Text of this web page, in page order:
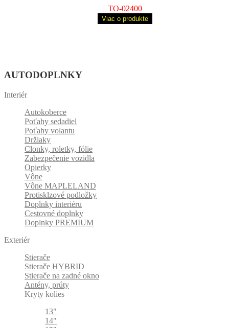
TO-02400
Viac o produkte
AUTODOPLNKY
Interiér
Autokoberce
Poťahy sedadiel
Poťahy volantu
Držiaky
Clonky, roletky, fólie
Zabezpečenie vozidla
Opierky
Vône
Vône MAPLELAND
Protisklzové podložky
Doplnky interiéru
Cestovné doplnky
Doplnky PREMIUM
Exteriér
Stierače
Stierače HYBRID
Stierače na zadné okno
Antény, prúty
Kryty kolies
13"
14"